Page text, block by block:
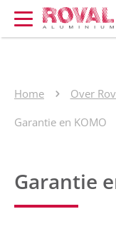
Home Over
Garantie en KOMO
Garantie